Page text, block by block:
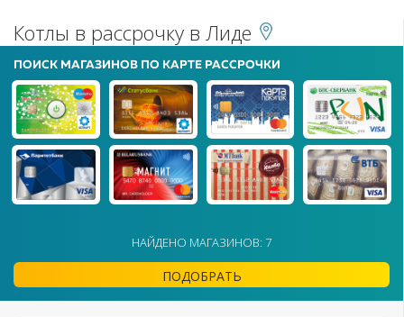
Котлы в рассрочку в Лиде
ПОИСК МАГАЗИНОВ ПО КАРТЕ РАССРОЧКИ
НАЙДЕНО МАГАЗИНОВ: 7
ПОДОБРАТЬ